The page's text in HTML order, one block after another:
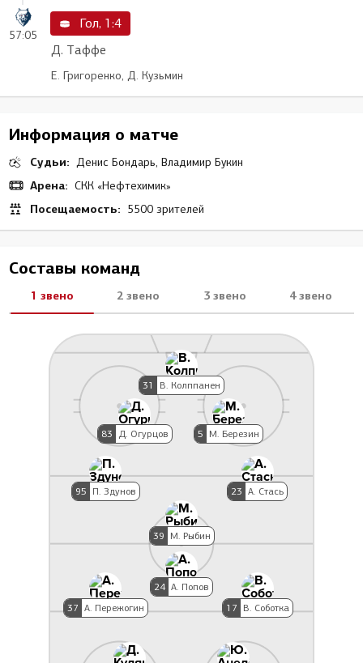
57:05
Гол, 1:4
Д. Таффе
Е. Григоренко, Д. Кузьмин
Информация о матче
Судьи: Денис Бондарь, Владимир Букин
Арена: СКК «Нефтехимик»
Посещаемость: 5500 зрителей
Составы команд
1 звено 2 звено 3 звено 4 звено
31 В. Колппанен
5 М. Березин
83 Д. Огурцов
23 А. Стась
39 М. Рыбин
95 П. Здунов
17 В. Соботка
24 А. Попов
37 А. Пережогин